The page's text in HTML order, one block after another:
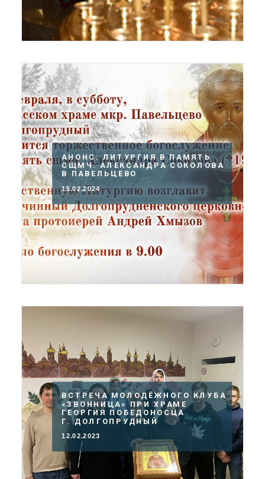
АНОНС: ЛИТУРГИЯ В ПАМЯТЬ
СЩМЧ. АЛЕКСАНДРА СОКОЛОВА
В ПАВЕЛЬЦЕВО
15.02.2024
ВСТРЕЧА МОЛОДЁЖНОГО КЛУБА
«ЗВОННИЦА» ПРИ ХРАМЕ
ГЕОРГИЯ ПОБЕДОНОСЦА
Г. ДОЛГОПРУДНЫЙ
12.02.2023